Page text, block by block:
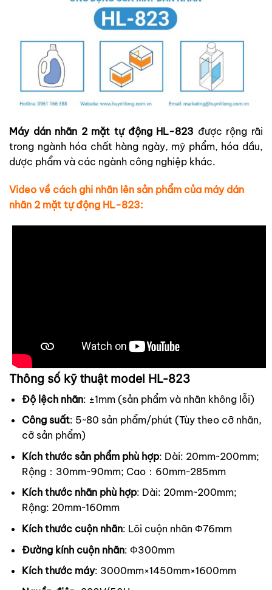
Máy dán nhãn 2 mặt tự động HL-823 được rộng rãi
trong ngành hóa chất hàng ngày, mỹ phẩm, hóa dầu,
dược phẩm và các ngành công nghiệp khác.
Video về cách ghi nhãn lên sản phẩm của máy dán
nhãn 2 mặt tự động HL-823:
Thông số kỹ thuật model HL-823
Độ lệch nhãn: ±1mm (sản phẩm và nhãn không lỗi)
Công suất: 5~80 sản phẩm/phút (Tùy theo cỡ nhãn,
cỡ sản phẩm)
Kích thước sản phẩm phù hợp: Dài: 20mm~200mm;
Rộng：30mm~90mm; Cao：60mm~285mm
Kích thước nhãn phù hợp: Dài: 20mm~200mm;
Rộng: 20mm~160mm
Kích thước cuộn nhãn: Lõi cuộn nhãn Φ76mm
Đường kính cuộn nhãn: Φ300mm
Kích thước máy: 3000mm×1450mm×1600mm